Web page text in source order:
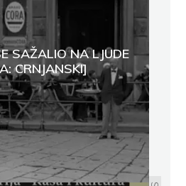
SAŽALIO NA LJUDE
CRNJANSKI]